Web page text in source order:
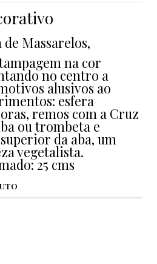
de Massarelos,
na cor
no centro a
alusivos ao
esfera
remos com a Cruz
ou trombeta e
da aba, um
vegetalista.
25 cms